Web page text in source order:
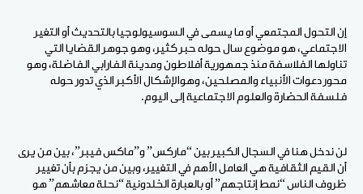
إن التحول المجتمعي أو ما يسمى في السوسيولوجيا بالتحديث أو التغير
الاجتماعي، هو موضوع سال حوله حبر كثير، وهو جوهر القضايا التي
تناولها الفلاسفة منذ جمهورية أفلاطون ومدينة الفارابي الفاضلة، وهو
محور دعوات الأنبياء والمصلحين، وهوالإشكال الأكبر الذي تدور حوله
فلسفة الحضارة والعلوم الاجتماعية إلى اليوم.
لن ندخل هنا في السجال الكبير بين “ماركس” و”ماكس فيبر”، بين من يرى
أن القيم الثقافية هي العامل الأهم في التغيير، وبين من يجزم بأن تغيير
ظروف الناس “نمط إنتاجهم” أو بالعبارة الخلدونية “نحلة معاشهم” هو